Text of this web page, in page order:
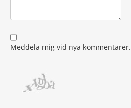
Meddela mig vid nya kommentarer.